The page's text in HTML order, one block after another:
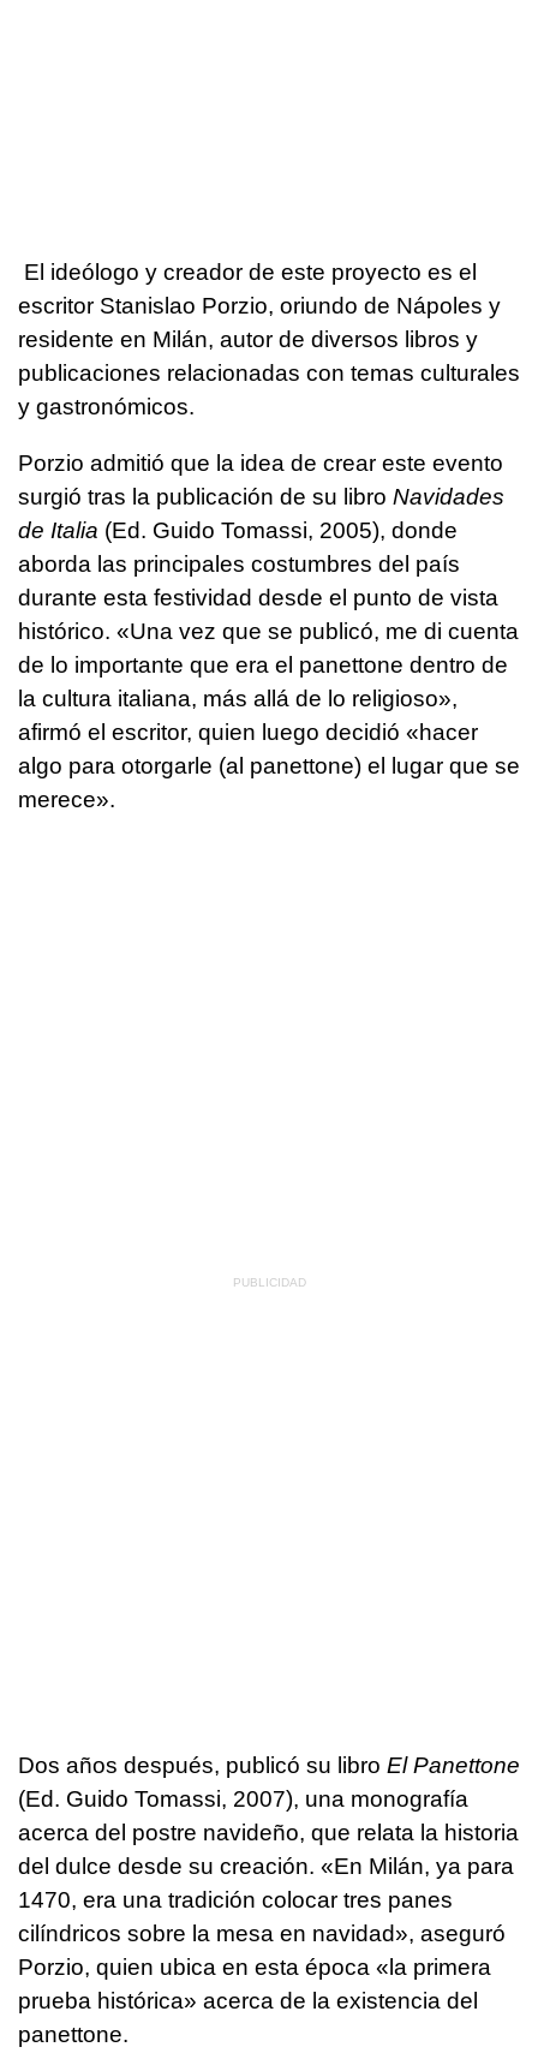
El ideólogo y creador de este proyecto es el
escritor Stanislao Porzio, oriundo de Nápoles y
residente en Milán, autor de diversos libros y
publicaciones relacionadas con temas culturales
y gastronómicos.
Porzio admitió que la idea de crear este evento
surgió tras la publicación de su libro Navidades
de Italia (Ed. Guido Tomassi, 2005), donde
aborda las principales costumbres del país
durante esta festividad desde el punto de vista
histórico. «Una vez que se publicó, me di cuenta
de lo importante que era el panettone dentro de
la cultura italiana, más allá de lo religioso»,
afirmó el escritor, quien luego decidió «hacer
algo para otorgarle (al panettone) el lugar que se
merece».
Dos años después, publicó su libro El Panettone
(Ed. Guido Tomassi, 2007), una monografía
acerca del postre navideño, que relata la historia
del dulce desde su creación. «En Milán, ya para
1470, era una tradición colocar tres panes
cilíndricos sobre la mesa en navidad», aseguró
Porzio, quien ubica en esta época «la primera
prueba histórica» acerca de la existencia del
panettone.